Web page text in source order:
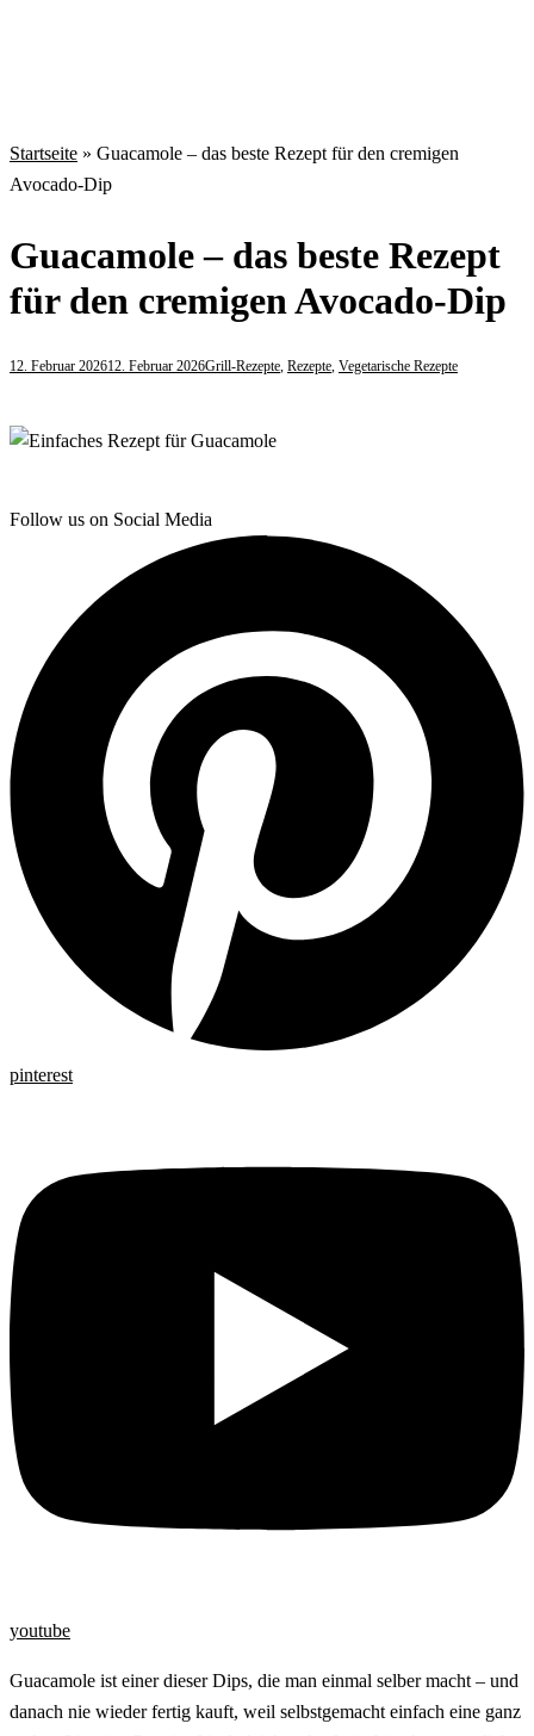
Startseite » Guacamole – das beste Rezept für den cremigen
Avocado-Dip
Guacamole – das beste Rezept
für den cremigen Avocado-Dip
12. Februar 202612. Februar 2026Grill-Rezepte, Rezepte, Vegetarische Rezepte
Follow us on Social Media
pinterest
youtube
Guacamole ist einer dieser Dips, die man einmal selber macht – und
danach nie wieder fertig kauft, weil selbstgemacht einfach eine ganz